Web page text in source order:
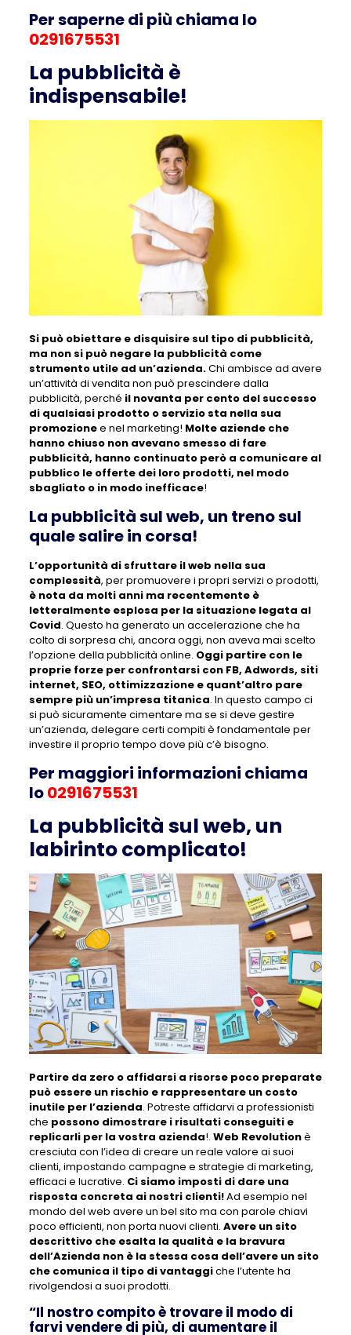
Per saperne di più chiama lo
0291675531
La pubblicità è
indispensabile!
Si può obiettare e disquisire sul tipo di pubblicità,
ma non si può negare la pubblicità come
strumento utile ad un’azienda.Chi ambisce ad avere
un’attività di vendita non può prescindere dalla
pubblicità, perché il novanta per cento del successo
di qualsiasi prodotto o servizio sta nella sua
promozionee nel marketing! Molte aziende che
hanno chiuso non avevano smesso di fare
pubblicità, hanno continuato però a comunicare al
pubblico le offerte dei loro prodotti, nel modo
sbagliato o in modo inefficace!
La pubblicità sul web, un treno sul
quale salire in corsa!
L’opportunità di sfruttare il web nella sua
complessità, per promuovere i propri servizi o prodotti,
è nota da molti anni ma recentemente è
letteralmente esplosa per la situazione legata al
Covid. Questo ha generato un accelerazione che ha
colto di sorpresa chi, ancora oggi, non aveva mai scelto
l’opzione della pubblicità online. Oggi partire con le
proprie forze per confrontarsi con FB, Adwords, siti
internet, SEO, ottimizzazione e quant’altro pare
sempre più un’impresa titanica. In questo campo ci
si può sicuramente cimentare ma se si deve gestire
un’azienda, delegare certi compiti è fondamentale per
investire il proprio tempo dove più c’è bisogno.
Per maggiori informazioni chiama
lo0291675531
La pubblicità sul web, un
labirinto complicato!
Partire da zero o affidarsi a risorse poco preparate
può essere un rischio e rappresentare un costo
inutile per l’azienda. Potreste affidarvi a professionisti
che possono dimostrare i risultati conseguiti e
replicarli per la vostra azienda!. Web Revolutionè
cresciuta con l’idea di creare un reale valore ai suoi
clienti, impostando campagne e strategie di marketing,
efficaci e lucrative. Ci siamo imposti di dare una
risposta concreta ai nostri clienti!Ad esempio nel
mondo del web avere un bel sito ma con parole chiavi
poco efficienti, non porta nuovi clienti. Avere un sito
descrittivo che esalta la qualità e la bravura
dell’Azienda non è la stessa cosa dell’avere un sito
che comunica il tipo di vantaggiche l’utente ha
rivolgendosi a suoi prodotti.
“Il nostro compito è trovare il modo di
farvi vendere di più, di aumentare il